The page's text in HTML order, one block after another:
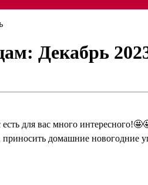
Декабрь
для вас много
домашние новогодние